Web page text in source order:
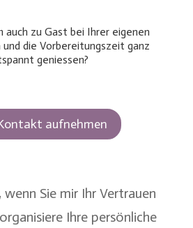
auch zu Gast bei Ihrer eigenen
die Vorbereitungszeit ganz
geniessen?
aufnehmen
wenn Sie mir Ihr Vertrauen
Ihre persönliche